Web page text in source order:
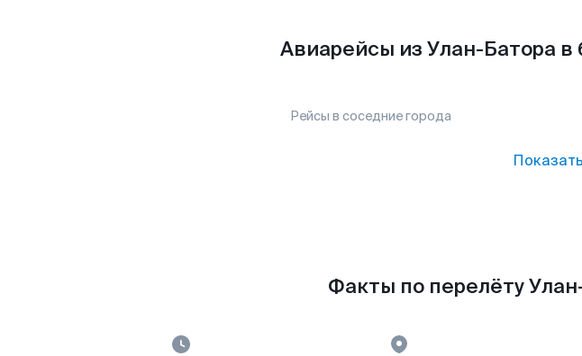
Авиарейсы из Улан-Батора
Рейсы в соседние города
Факты по перелёту